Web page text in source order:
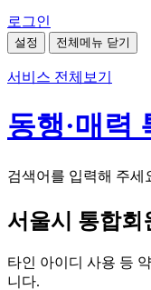
로그인
설정 전체메뉴 닫기
서비스 전체보기
동행·매력
검색어를 입력해 주세
서울시 통합회
타인 아이디 사용 등
니다.